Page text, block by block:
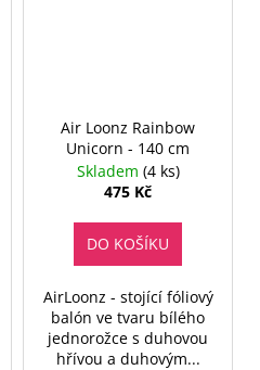
Air Loonz Rainbow
Unicorn - 140 cm
Skladem (4 ks)
475 Kč
DO KOŠÍKU
AirLoonz - stojící fóliový
balón ve tvaru bílého
jednorožce s duhovou
hřívou a duhovým...